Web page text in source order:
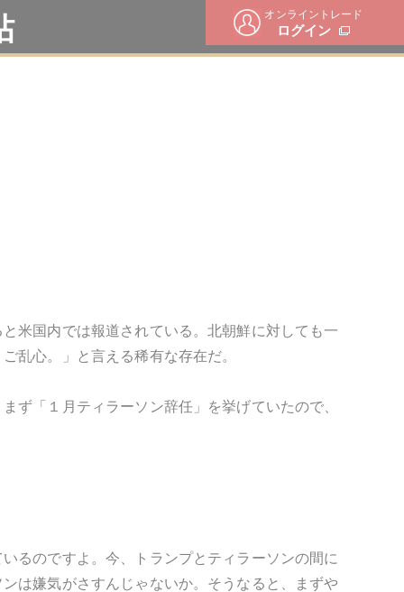
オンライントレード
ログイン
米国内では報道されている。北朝鮮に対しても一
乱心。」と言える稀有な存在だ。
ず「１月ティラーソン辞任」を挙げていたので、
るのですよ。今、トランプとティラーソンの間に
は嫌気がさすんじゃないか。そうなると、まずや